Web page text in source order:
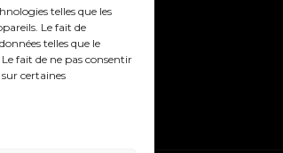
telles que les
Le fait de
telles que le
fait de ne pas consentir
certaines
legal-notice